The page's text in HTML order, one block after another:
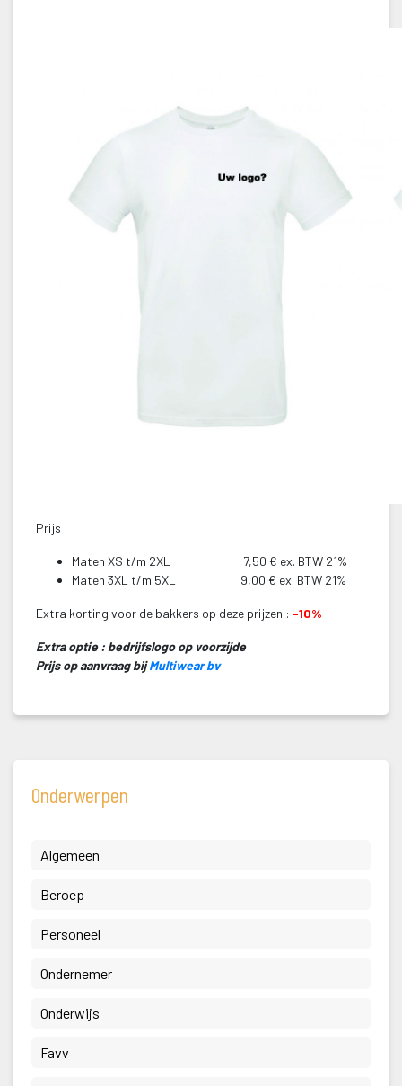
Prijs :
Maten XS t/m 2XL 7,50 € ex. BTW 21%
Maten 3XL t/m 5XL 9,00 € ex. BTW 21%
Extra korting voor de bakkers op deze prijzen : -10%
Extra optie : bedrijfslogo op voorzijde
Prijs op aanvraag bij Multiwear bv
Onderwerpen
Algemeen
Beroep
Personeel
Ondernemer
Onderwijs
Favv